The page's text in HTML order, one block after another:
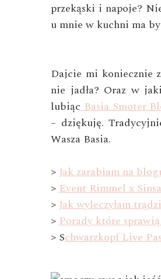
przekąski i napoje?
u mnie w kuchni ma
Dajcie mi koniecznie
nie jadła? Oraz w
lubiącBasia Smoter
– dziękuję.
Wasza Basia.
> Jak zarabiam na
>Event Rimmel x
> Jak wyleczyłam
>Porady które
> Schwarzkopf Live